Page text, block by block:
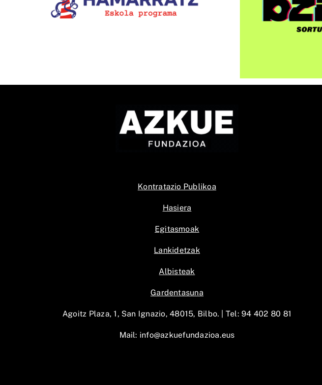
Bziber euskarazko
TikTokeko lehiaketaren IX.
Kontratazio Publikoa
Hasiera
Egitasmoak
Lankidetzak
Albisteak
Gardentasuna
Agoitz Plaza, 1, San Ignazio, 48015, Bilbo. | Tel: 94 402 80 81
Mail: info@azkuefundazioa.eus